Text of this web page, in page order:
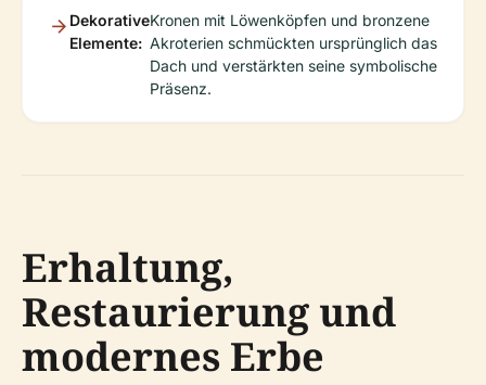
Dekorative
Elemente:
Kronen mit Löwenköpfen und bronzene
Akroterien schmückten ursprünglich das
Dach und verstärkten seine symbolische
Präsenz.
Erhaltung,
Restaurierung und
modernes Erbe